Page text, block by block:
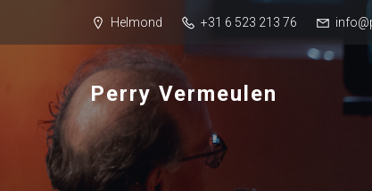
Helmond +31 6 523 213 76
Perry Vermeulen